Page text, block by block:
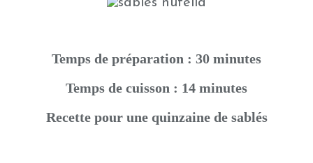
Temps de préparation : 30 minutes
Temps de cuisson : 14 minutes
Recette pour une quinzaine de sablés